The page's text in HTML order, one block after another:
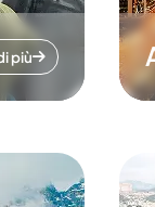
più